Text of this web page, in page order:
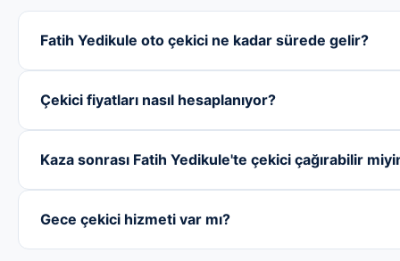
Fatih Yedikule oto çekici ne kadar sürede gelir?
Çekici fiyatları nasıl hesaplanıyor?
Kaza sonrası Fatih Yedikule'te çekici çağırabilir
Gece çekici hizmeti var mı?